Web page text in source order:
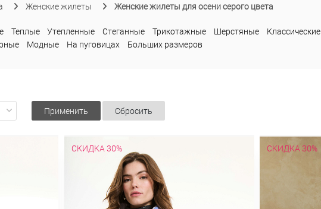
Женские жилеты Женские жилеты для осени серого цвета
Теплые Утепленные Стеганные Трикотажные Шерстяные Классические
Модные На пуговицах Больших размеров
Применить Сбросить
СКИДКА 30% СКИДКА 30%